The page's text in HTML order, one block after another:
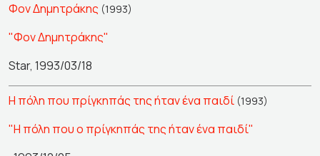
Φον Δημητράκης (1993)
"Φον Δημητράκης"
Star, 1993/03/18
Η πόλη που πρίγκηπάς της ήταν ένα παιδί (1993)
"Η πόλη που ο πρίγκηπάς της ήταν ένα παιδί"